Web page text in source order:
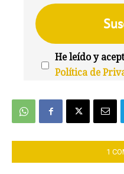
He leído y
Política de
1